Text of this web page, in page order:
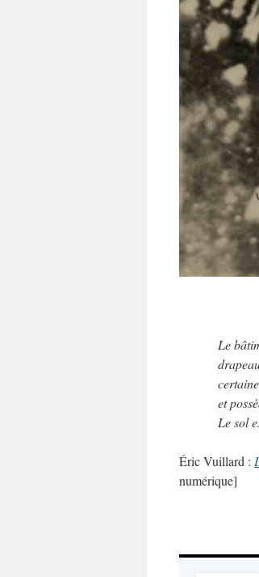
Le
et
Le sol
Éric Vuillard :
numérique]